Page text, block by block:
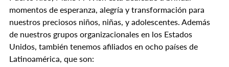
momentos de esperanza, alegría y transformación para
nuestros preciosos niños, niñas, y adolescentes. Además
de nuestros grupos organizacionales en los Estados
Unidos, también tenemos afiliados en ocho países de
Latinoamérica, que son: